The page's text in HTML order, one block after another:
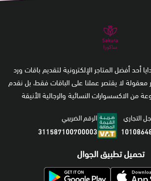
أحد أفضل المتاجر الإلكترونية لتقديم باقات ورد
لا يقتصر عملنا على الباقات فقط، بل نقدم
من الاكسسوارات النسائية والرجالية الأنيقة
التجاري
الرقم الضريبي
311587100700003
تحميل تطبيق الجوال